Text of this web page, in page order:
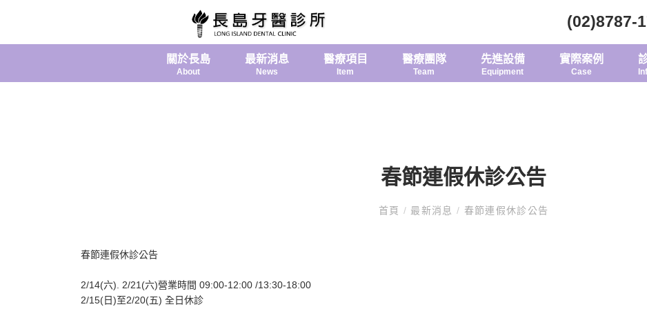
(02)8787-
關於長島
About
最新消息
News
醫療項目
Item
醫療團隊
Team
先進設備
Equipment
實際案例
Case
春節連假休診公告
首頁 / 最新消息 / 春節連假休診公告
春節連假休診公告
2/14(六). 2/21(六)營業時間 09:00-12:00 /13:30-18:00
2/15(日)至2/20(五) 全日休診